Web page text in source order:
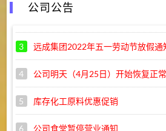
公司公告
3
4
5
6